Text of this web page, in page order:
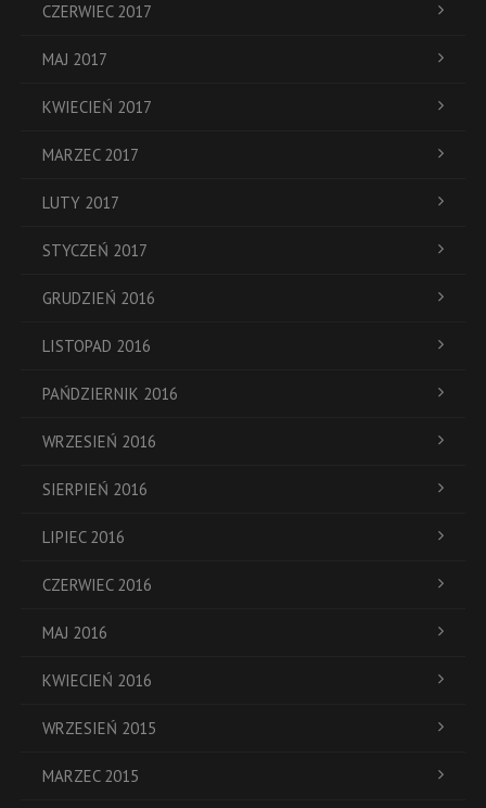
CZERWIEC 2017
MAJ 2017
KWIECIEŃ 2017
MARZEC 2017
LUTY 2017
STYCZEŃ 2017
GRUDZIEŃ 2016
LISTOPAD 2016
PAŃDZIERNIK 2016
WRZESIEŃ 2016
SIERPIEŃ 2016
LIPIEC 2016
CZERWIEC 2016
MAJ 2016
KWIECIEŃ 2016
WRZESIEŃ 2015
MARZEC 2015